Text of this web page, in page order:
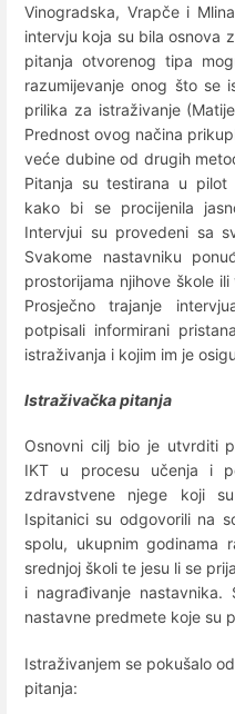
Vinogradska, Vrapče i
intervju koja su bila osnova
pitanja otvorenog tipa
razumijevanje onog što se
prilika za istraživanje
Prednost ovog načina
veće dubine od drugih
Pitanja su testirana u pilot
kako bi se procijenila
Intervjui su provedeni sa
Svakome nastavniku
prostorijama njihove škole
Prosječno trajanje
potpisali informirani
istraživanja i kojim im je
Istraživačka pitanja
Osnovni cilj bio je utvrditi
IKT u procesu učenja i
zdravstvene njege koji
Ispitanici su odgovorili na
spolu, ukupnim godinama
srednjoj školi te jesu li se
i nagrađivanje nastavnika.
nastavne predmete koje su
Istraživanjem se pokušalo
pitanja: